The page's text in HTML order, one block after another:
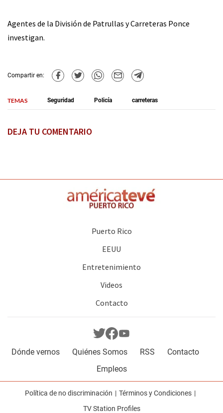
Agentes de la División de Patrullas y Carreteras Ponce
investigan.
Compartir en:
TEMAS Seguridad Policía carreteras
DEJA TU COMENTARIO
Puerto Rico
EEUU
Entretenimiento
Videos
Contacto
Dónde vernos Quiénes Somos RSS
Contacto
Empleos
Política de no discriminación
Términos y Condiciones
TV Station Profiles